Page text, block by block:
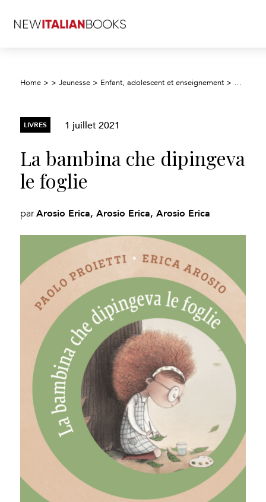
Home > >Jeunesse > Enfant, adolescent et enseignement > Enfants
LIVRES 1 juillet 2021
La bambina che dipingeva
le foglie
parArosio Erica, Arosio Erica, Arosio Erica